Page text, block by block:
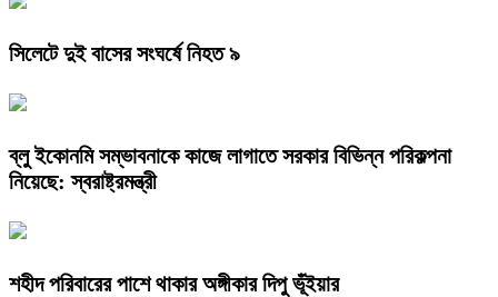
সিলেটে দুই বাসের সংঘর্ষে নিহত ৯
ব্লু ইকোনমি সম্ভাবনাকে কাজে লাগাতে সরকার বিভিন্ন পরিকল্পনা
নিয়েছে: স্বরাষ্ট্রমন্ত্রী
শহীদ পরিবারের পাশে থাকার অঙ্গীকার দিপু ভূঁইয়ার